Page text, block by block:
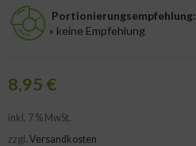
Portionierungsempfehlung:
» keine Empfehlung
8,95 €
inkl. 7 % MwSt.
zzgl. Versandkosten